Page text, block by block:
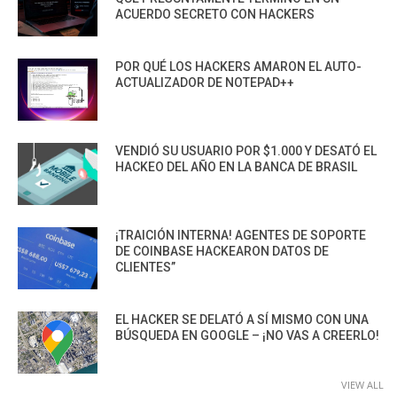
ACUERDO SECRETO CON HACKERS
POR QUÉ LOS HACKERS AMARON EL AUTO-
ACTUALIZADOR DE NOTEPAD++
VENDIÓ SU USUARIO POR $1.000 Y DESATÓ EL
HACKEO DEL AÑO EN LA BANCA DE BRASIL
¡TRAICIÓN INTERNA! AGENTES DE SOPORTE
DE COINBASE HACKEARON DATOS DE
CLIENTES”
EL HACKER SE DELATÓ A SÍ MISMO CON UNA
BÚSQUEDA EN GOOGLE – ¡NO VAS A CREERLO!
VIEW ALL